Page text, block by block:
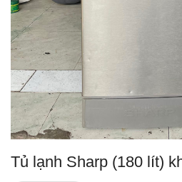
Tủ lạnh Sharp (180 lít)